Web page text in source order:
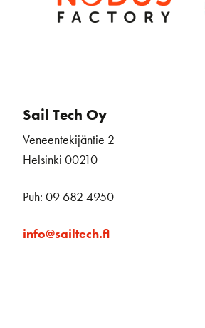
Sail Tech Oy
Veneentekijäntie 2
Helsinki 00210
Puh: 09 682 4950
info@sailtech.fi